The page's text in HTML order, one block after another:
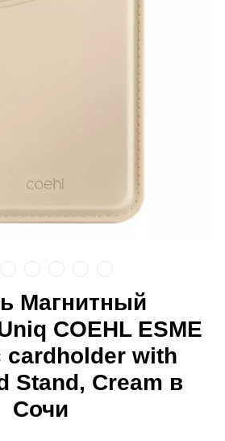
Магнитный
COEHL ESME
cardholder with
Stand, Cream в
Сочи